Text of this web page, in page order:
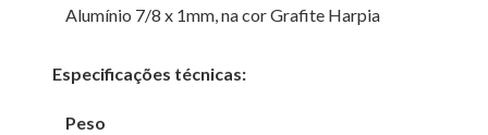
Alumínio 7/8 x 1mm, na cor Grafite Harpia
Especificações técnicas:
Peso